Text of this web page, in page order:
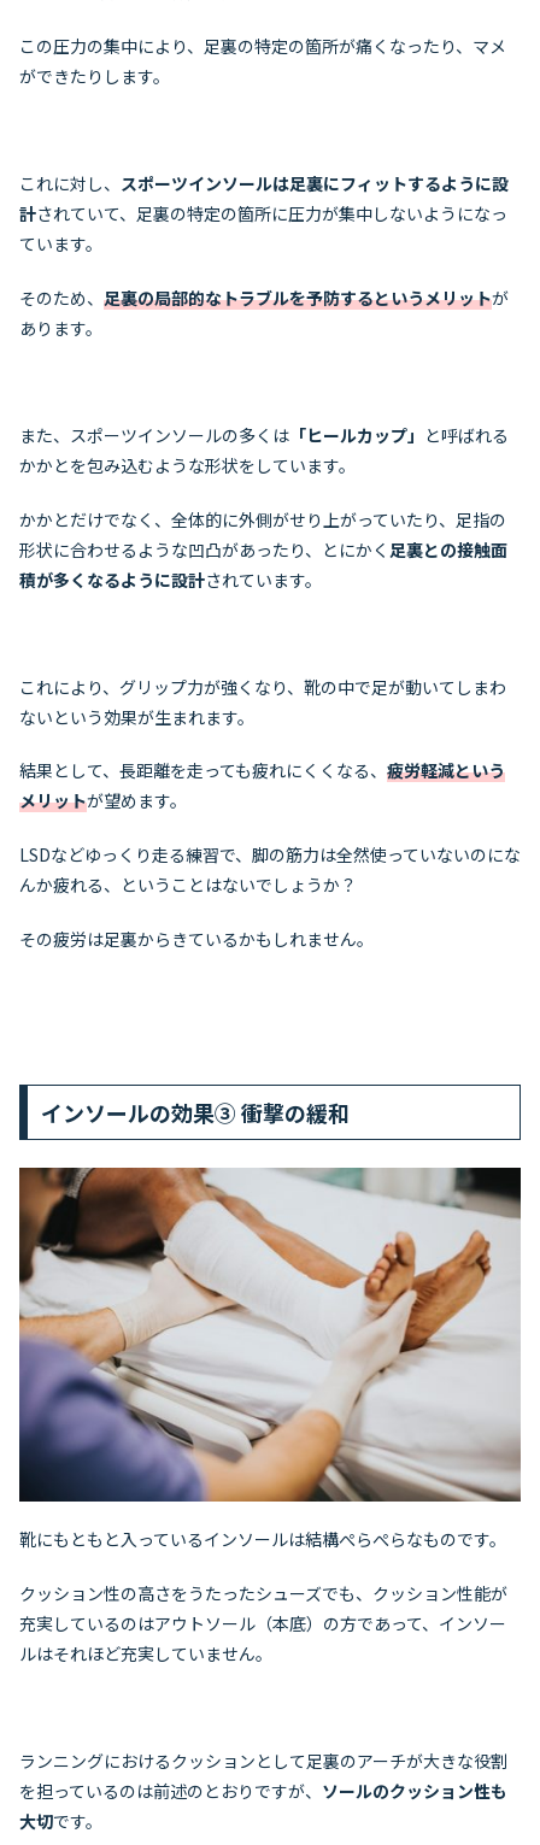
この圧力の集中により、足裏の特定の箇所が痛くなったり、マメ
ができたりします。
これに対し、 スポーツインソールは足裏にフィットするように設
計されていて、足裏の特定の箇所に圧力が集中しないようになっ
ています。
そのため、 足裏の局部的なトラブルを予防するというメリットが
あります。
また、スポーツインソールの多くは 「ヒールカップ」 と呼ばれる
かかとを包み込むような形状をしています。
かかとだけでなく、全体的に外側がせり上がっていたり、足指の
形状に合わせるような凹凸があったり、とにかく 足裏との接触面
積が多くなるように設計されています。
これにより、グリップ力が強くなり、靴の中で足が動いてしまわ
ないという効果が生まれます。
結果として、長距離を走っても疲れにくくなる、 疲労軽減という
メリットが望めます。
LSDなどゆっくり走る練習で、脚の筋力は全然使っていないのにな
んか疲れる、ということはないでしょうか？
その疲労は足裏からきているかもしれません。
インソールの効果③ 衝撃の緩和
靴にもともと入っているインソールは結構ぺらぺらなものです。
クッション性の高さをうたったシューズでも、クッション性能が
充実しているのはアウトソール（本底）の方であって、インソー
ルはそれほど充実していません。
ランニングにおけるクッションとして足裏のアーチが大きな役割
を担っているのは前述のとおりですが、 ソールのクッション性も
大切です。